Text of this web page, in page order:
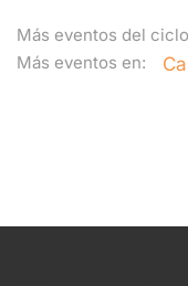
Más eventos del
Más eventos en: